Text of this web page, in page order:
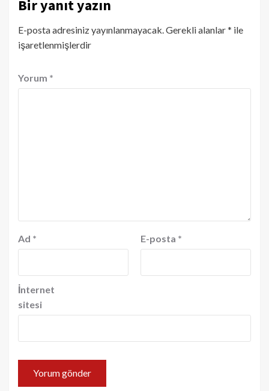
Bir yanıt yazın
E-posta adresiniz yayınlanmayacak. Gerekli alanlar* ile
işaretlenmişlerdir
Yorum *
Ad * E-posta *
İnternet
sitesi